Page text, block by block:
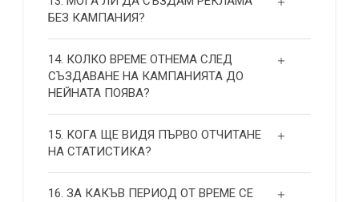
БЕЗ КАМПАНИЯ?
14. КОЛКО ВРЕМЕ ОТНЕМА СЛЕД
СЪЗДАВАНЕ НА КАМПАНИЯТА ДО
НЕЙНАТА ПОЯВА?
15. КОГА ЩЕ ВИДЯ ПЪРВО ОТЧИТАНЕ
НА СТАТИСТИКА?
16. ЗА КАКЪВ ПЕРИОД ОТ ВРЕМЕ СЕ